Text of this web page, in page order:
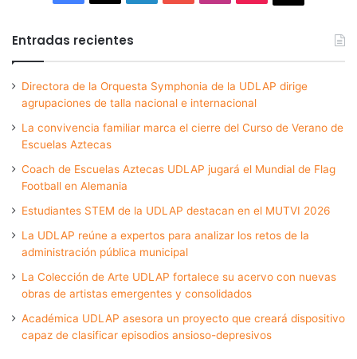
Entradas recientes
Directora de la Orquesta Symphonia de la UDLAP dirige
agrupaciones de talla nacional e internacional
La convivencia familiar marca el cierre del Curso de Verano de
Escuelas Aztecas
Coach de Escuelas Aztecas UDLAP jugará el Mundial de Flag
Football en Alemania
Estudiantes STEM de la UDLAP destacan en el MUTVI 2026
La UDLAP reúne a expertos para analizar los retos de la
administración pública municipal
La Colección de Arte UDLAP fortalece su acervo con nuevas
obras de artistas emergentes y consolidados
Académica UDLAP asesora un proyecto que creará dispositivo
capaz de clasificar episodios ansioso-depresivos